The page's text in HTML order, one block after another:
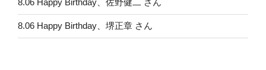
8.06 Happy Birthday、佐野健二 さん
8.06 Happy Birthday、堺正章 さん